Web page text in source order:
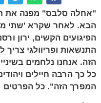
סלבס" מפנה את
לאחר שקרא 'שתי
הקשים, ירון
ופריוולגי צריך
הרבה חיילים ויהודים
הזה". כל הפרטים